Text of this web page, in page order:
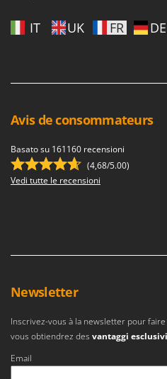
IT UK FR DE
Avis de consommateurs
Basato su 161160 recensioni
(4,68/5.00)
Vedi tutte le recensioni
Newsletter
Inscrivez-vous à la newsletter pour
vous obtiendrez des vantaggi esclusivi
Email